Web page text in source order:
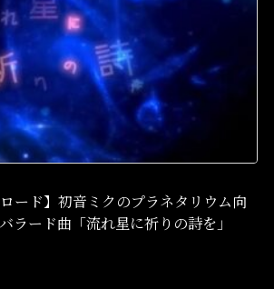
ード】初音ミクのプラネタリウム向
ラード曲「流れ星に祈りの詩を」